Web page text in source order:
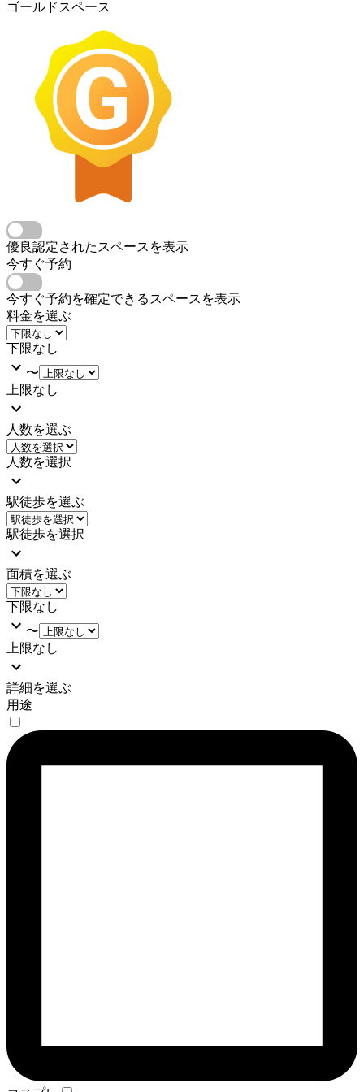
ゴールドスペース
優良認定されたスペースを表示
今すぐ予約
今すぐ予約を確定できるスペースを表示
料金を選ぶ
下限なし
〜
上限なし
人数を選ぶ
人数を選択
駅徒歩を選ぶ
駅徒歩を選択
面積を選ぶ
下限なし
〜
上限なし
詳細を選ぶ
用途